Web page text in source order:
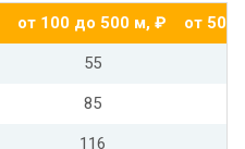
от 100 до 500 м, ₽ от 500
55
85
116